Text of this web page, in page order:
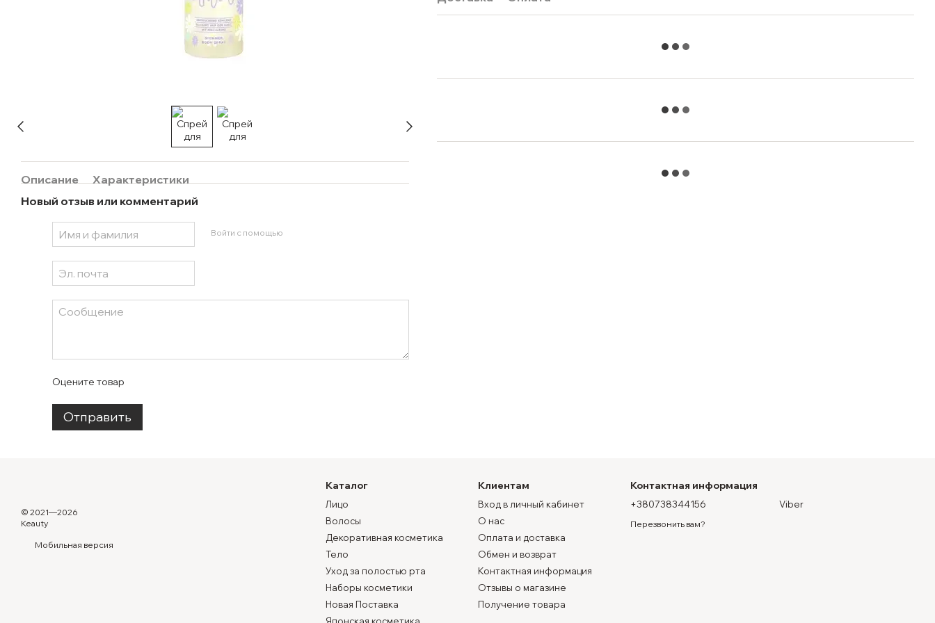
Описание
Характеристики
Новый отзыв или комментарий
Войти с помощью
Оцените товар
Отправить
© 2021—2026
Keauty
Мобильная версия
Каталог
Лицо
Волосы
Декоративная косметика
Тело
Уход за полостью рта
Наборы косметики
Новая Поставка
Клиентам
Вход в личный кабинет
О нас
Оплата и доставка
Обмен и возврат
Контактная информация
Отзывы о магазине
Получение товара
Контактная информация
+380738344156
Перезвонить вам?
Viber